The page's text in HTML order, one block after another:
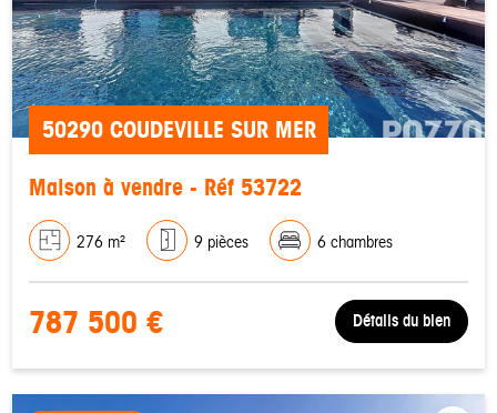
50290 COUDEVILLE SUR MER
Maison à vendre - Réf 53722
276 m² 9 pièces 6 chambres
787 500 € Détails du bien